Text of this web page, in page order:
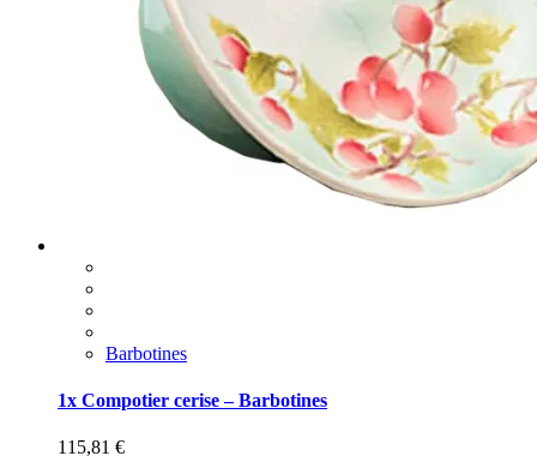
Barbotines
1x Compotier cerise – Barbotines
115,81 €